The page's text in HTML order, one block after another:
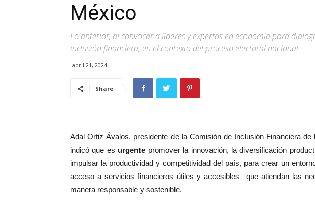
México
Lo anterior, al convocar a líderes y expertos en economía para
inclusión financiera, en el contexto del proceso electoral nacional.
abril 21, 2024
Share
Adal Ortiz Ávalos, presidente de la Comisión de Inclusión Financiera de
indicó que es urgente promover la innovación, la diversificación
impulsar la productividad y competitividad del país, para crear un
acceso a servicios financieros útiles y accesibles que atiendan las
manera responsable y sostenible.